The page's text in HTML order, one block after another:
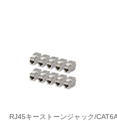
RJ45キーストーンジャック/